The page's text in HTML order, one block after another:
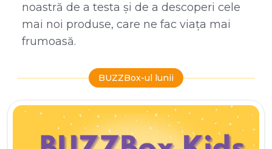
noastră de a testa și de a descoperi cele
mai noi produse, care ne fac viața mai
frumoasă.
BUZZBox-ul lunii